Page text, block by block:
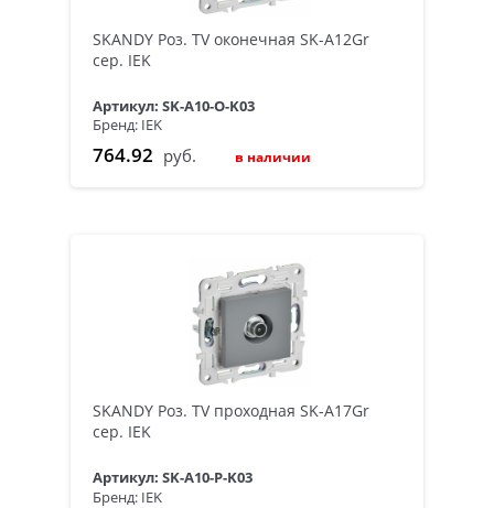
SKANDY Роз. TV оконечная SK-A12Gr
сер. IEK
Артикул: SK-A10-O-K03
Бренд: IEK
764.92 руб. в наличии
SKANDY Роз. TV проходная SK-A17Gr
сер. IEK
Артикул: SK-A10-P-K03
Бренд: IEK